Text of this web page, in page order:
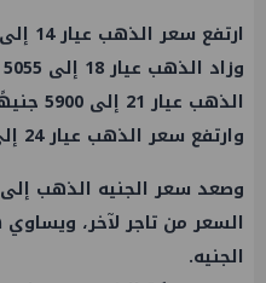
ارتفع سعر الذهب عيار 14 إلى 3935 جنيهًا للجرام.
الذهب عيار 21 إلى 5900 جنيهًا للجرام.
وارتفع سعر الذهب عيار 24 إلى 6745 جنيهًا للجرام.
السعر من تاجر لآخر،
الجنيه.